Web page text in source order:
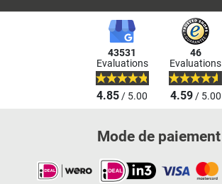
43531
Evaluations
4.85/ 5.00
46
Evaluations
4.59/ 5.00
Mode de paiement